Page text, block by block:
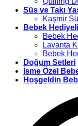
Süs ve Takı
Kaşmir
Bebek
Bebek
Lavanta
Bebek
Doğum Setleri
İsme Özel
Hoşgeldin